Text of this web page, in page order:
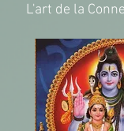
L'art de la